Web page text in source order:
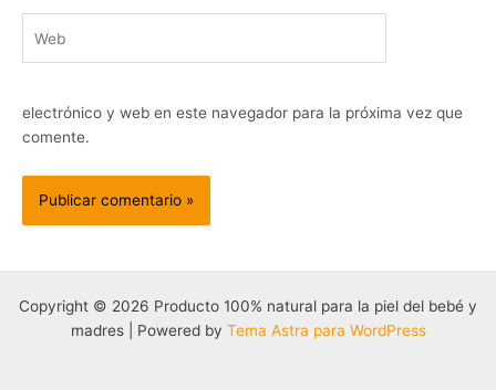
electrónico y web en este navegador para la próxima vez que
comente.
Copyright © 2026 Producto 100% natural para la piel del bebé y
madres | Powered by Tema Astra para WordPress